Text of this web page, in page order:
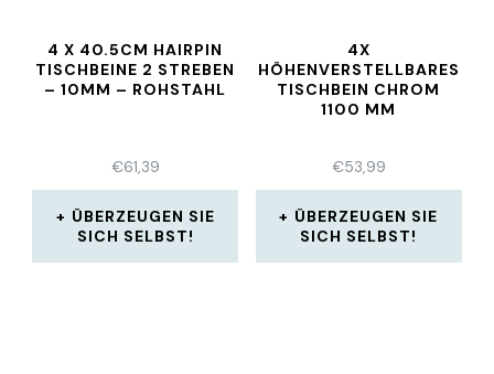
4 X 40.5CM HAIRPIN
TISCHBEINE 2 STREBEN
– 10MM – ROHSTAHL
€61,39
ÜBERZEUGEN SIE
SICH SELBST!
4X
HÖHENVERSTELLBARES
TISCHBEIN CHROM
1100 MM
€53,99
ÜBERZEUGEN SIE
SICH SELBST!